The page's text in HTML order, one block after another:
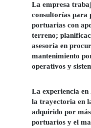
La empresa
consultorías para
portuarias con
terreno;
asesoría en
mantenimiento
operativos y
La experiencia
la trayectoria en
adquirido por
portuarios y el